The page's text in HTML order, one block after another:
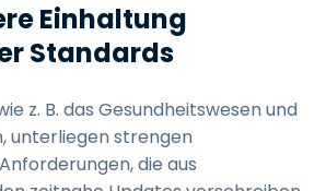
Einhaltung
Standards
z. B. das Gesundheitswesen und
unterliegen strengen
die aus